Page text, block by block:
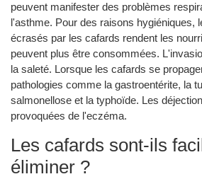
peuvent manifester des problèmes
l'asthme. Pour des raisons hygiéniques,
écrasés par les cafards rendent les
peuvent plus être consommées.
la saleté. Lorsque les cafards se
pathologies comme la gastroentérite, la
salmonellose et la typhoïde. Les
provoquées de l'eczéma.
Les cafards sont-ils
éliminer ?